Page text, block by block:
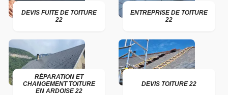
DEVIS FUITE DE TOITURE
22
ENTREPRISE DE TOITURE
22
RÉPARATION ET
CHANGEMENT TOITURE
EN ARDOISE 22
DEVIS TOITURE 22